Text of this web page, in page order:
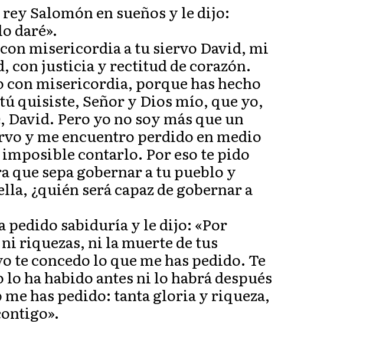
Salomón en sueños y le dijo:
daré».
misericordia a tu siervo David, mi
con justicia y rectitud de corazón.
con misericordia, porque has hecho
quisiste, Señor y Dios mío, que yo,
Pero yo no soy más que un
y me encuentro perdido en medio
contarlo. Por eso te pido
que sepa gobernar a tu pueblo y
¿quién será capaz de gobernar a
pedido sabiduría y le dijo: «Por
riquezas, ni la muerte de tus
concedo lo que me has pedido. Te
ha habido antes ni lo habrá después
me has pedido: tanta gloria y riqueza,